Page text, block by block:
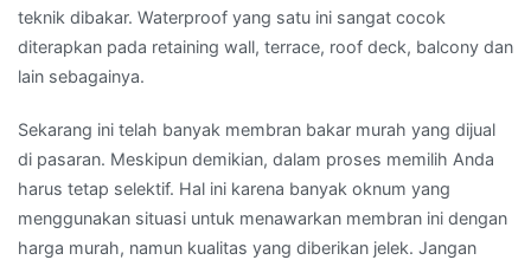
teknik dibakar. Waterproof yang satu ini sangat cocok
diterapkan pada retaining wall, terrace, roof deck, balcony dan
lain sebagainya.
Sekarang ini telah banyak membran bakar murah yang dijual
di pasaran. Meskipun demikian, dalam proses memilih Anda
harus tetap selektif. Hal ini karena banyak oknum yang
menggunakan situasi untuk menawarkan membran ini dengan
harga murah, namun kualitas yang diberikan jelek. Jangan